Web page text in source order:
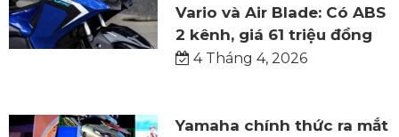
Vario và Air Blade: Có ABS
2 kênh, giá 61 triệu đồng
4 Tháng 4, 2026
Yamaha chính thức ra mắt